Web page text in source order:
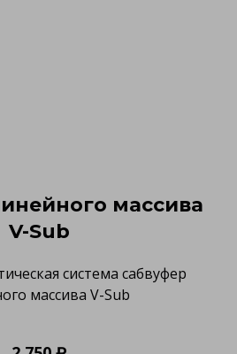
массива
V-Sub
система сабвуфер
массива V-Sub